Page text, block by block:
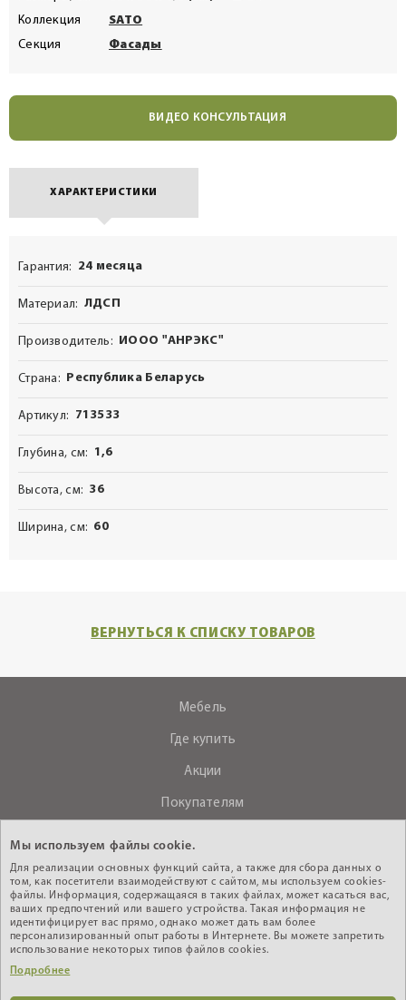
Коллекция
SATO
Секция
Фасады
ВИДЕО КОНСУЛЬТАЦИЯ
ХАРАКТЕРИСТИКИ
Гарантия 24 месяца
Материал ЛДСП
Производитель ИООО "АНРЭКС"
Страна Республика Беларусь
Артикул 713533
Глубина, см 1,6
Высота, см 36
Ширина, см 60
ВЕРНУТЬСЯ К СПИСКУ ТОВАРОВ
Мебель
Где купить
Акции
Покупателям
Контакты
+375 (29) 610-44-33
Интернет - магазин
Мы используем файлы cookie.
Для реализации основных функций сайта, а также для сбора данных о
том, как посетители взаимодействуют с сайтом, мы используем cookies-
файлы. Информация, содержащаяся в таких файлах, может касаться вас,
ваших предпочтений или вашего устройства. Такая информация не
идентифицирует вас прямо, однако может дать вам более
персонализированный опыт работы в Интернете. Вы можете запретить
использование некоторых типов файлов cookies.
Подробнее